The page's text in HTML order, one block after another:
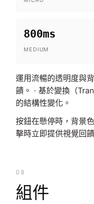
800ms
MEDIUM
運用流暢的透明度與
饋。 · 基於變換（
的結構性變化。
按鈕在懸停時，背景
擊時立即提供視覺回
08
組件